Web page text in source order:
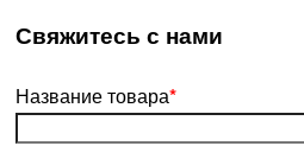
­Свяжитесь с нами
Название товара*